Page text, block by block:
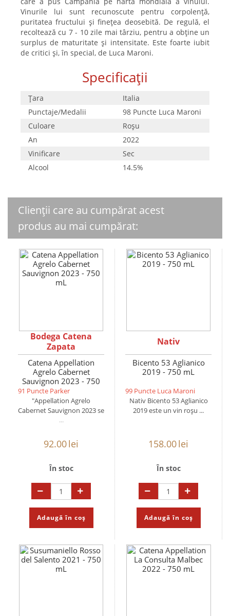
Vinurile lui sunt recunoscute pentru corpolență,
puritatea fructului și finețea deosebită. De regulă, el
recoltează cu 7 - 10 zile mai târziu, pentru a obține un
surplus de maturitate și intensitate. Este foarte iubit
de critici și, în special, de Luca Maroni.
Specificații
Țara
Italia
Punctaje/Medalii
98 Puncte Luca Maroni
Culoare
Roşu
An
2022
Vinificare
Sec
Alcool
14.5%
Clienții care au cumpărat acest
produs au mai cumpărat:
Bodega Catena
Zapata
Catena Appellation
Agrelo Cabernet
Sauvignon 2023 - 750
mL
91 Puncte Parker
"Appellation Agrelo
Cabernet Sauvignon 2023 se
...
92.00lei
În stoc
Adaugă în coș
Nativ
Bicento 53 Aglianico
2019 - 750 mL
99 Puncte Luca Maroni
Nativ Bicento 53 Aglianico
2019 este un vin roșu ...
158.00lei
În stoc
Adaugă în coș